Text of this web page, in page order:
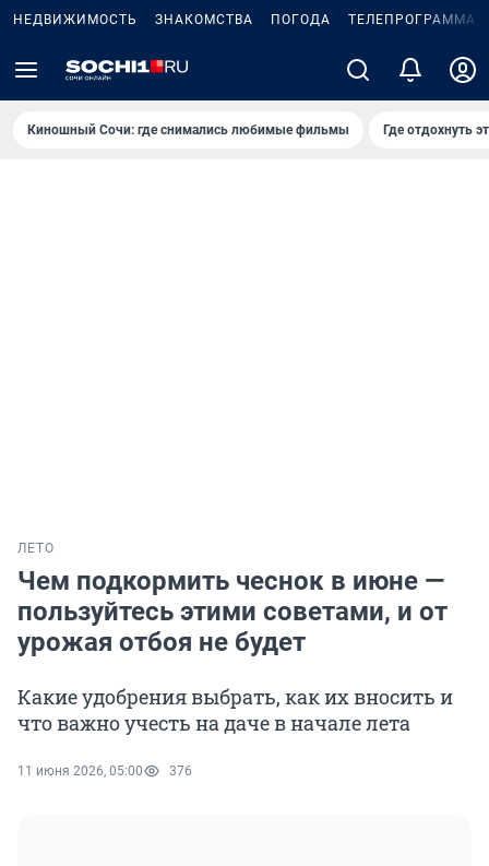
НЕДВИЖИМОСТЬ ЗНАКОМСТВА ПОГОДА ТЕЛЕПРОГРАММА
Киношный Сочи: где снимались любимые фильмы Где отдохнуть
ЛЕТО
Чем подкормить чеснок в июне —
пользуйтесь этими советами, и от
урожая отбоя не будет
Какие удобрения выбрать, как их вносить и
что важно учесть на даче в начале лета
11 июня 2026, 05:00 376